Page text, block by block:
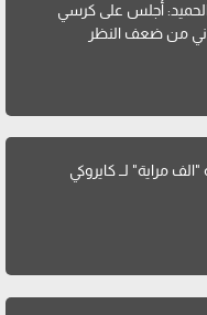
أجلس على كرسي
من ضعف النظر
مراية" لــ كايروكي